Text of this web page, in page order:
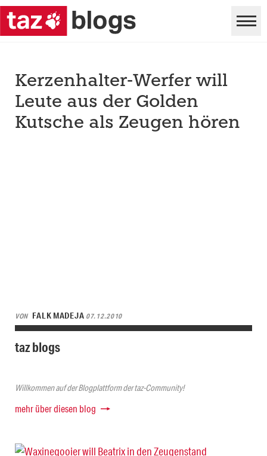
Kerzenhalter-Werfer will
Leute aus der Golden
Kutsche als Zeugen hören
VON FALK MADEJA 07.12.2010
taz blogs
Willkommen auf der Blogplattform der taz-Community!
mehr über diesen blog